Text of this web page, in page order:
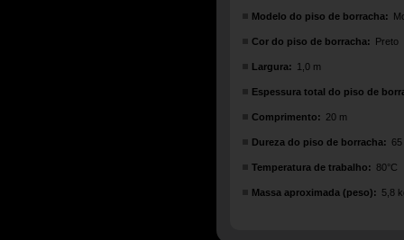
Modelo do piso de borracha:
Cor do piso de borracha: Preto
Largura: 1,0 m
Espessura total do piso de
Comprimento: 20 m
Dureza do piso de borracha:
Temperatura de trabalho: 80°C
Massa aproximada (peso): 5,8